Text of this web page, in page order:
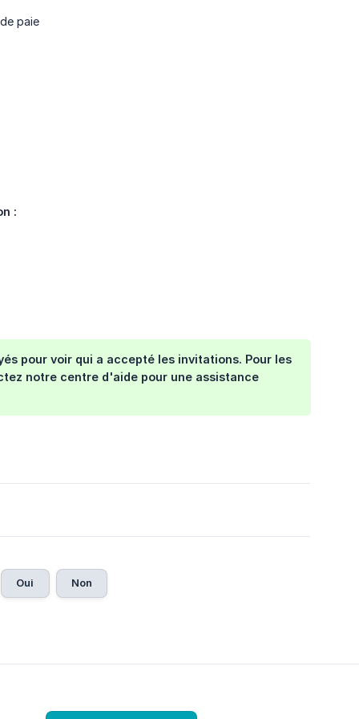
paie
:
pour voir qui a accepté les invitations. Pour les
notre centre d'aide pour une assistance
Oui Non